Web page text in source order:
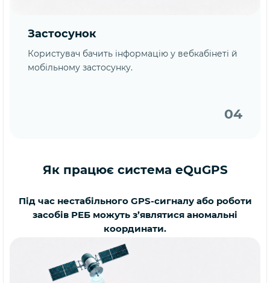
Застосунок
Користувач бачить інформацію у вебкабінеті й
мобільному застосунку.
04
Як працює система eQuGPS
Під час нестабільного GPS-сигналу або роботи
засобів РЕБ можуть з’являтися аномальні
координати.